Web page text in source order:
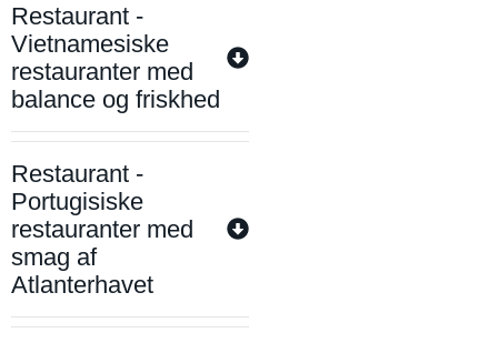
Restaurant -
Vietnamesiske
restauranter med
balance og friskhed
Restaurant -
Portugisiske
restauranter med
smag af
Atlanterhavet